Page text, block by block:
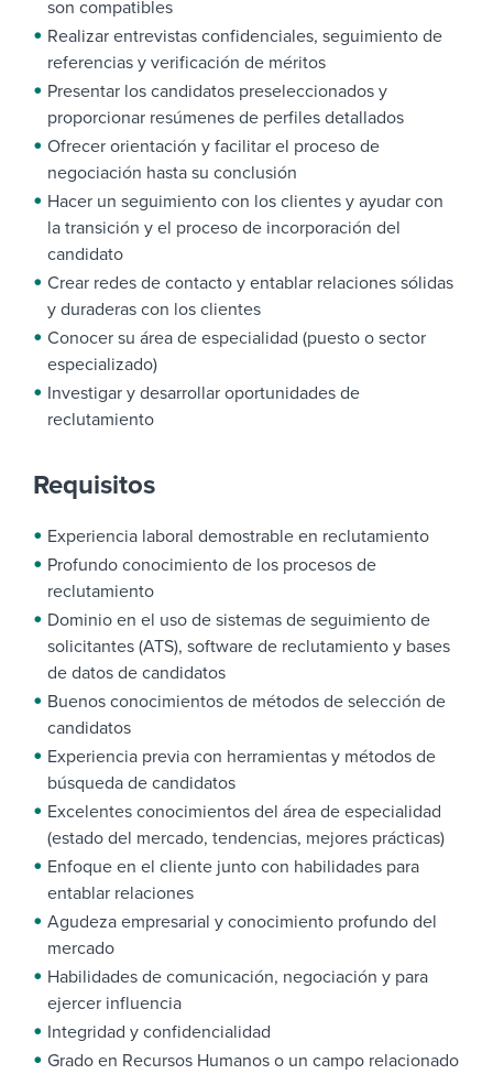
son compatibles
Realizar entrevistas confidenciales, seguimiento de
referencias y verificación de méritos
Presentar los candidatos preseleccionados y
proporcionar resúmenes de perfiles detallados
Ofrecer orientación y facilitar el proceso de
negociación hasta su conclusión
Hacer un seguimiento con los clientes y ayudar con
la transición y el proceso de incorporación del
candidato
Crear redes de contacto y entablar relaciones sólidas
y duraderas con los clientes
Conocer su área de especialidad (puesto o sector
especializado)
Investigar y desarrollar oportunidades de
reclutamiento
Requisitos
Experiencia laboral demostrable en reclutamiento
Profundo conocimiento de los procesos de
reclutamiento
Dominio en el uso de sistemas de seguimiento de
solicitantes (ATS), software de reclutamiento y bases
de datos de candidatos
Buenos conocimientos de métodos de selección de
candidatos
Experiencia previa con herramientas y métodos de
búsqueda de candidatos
Excelentes conocimientos del área de especialidad
(estado del mercado, tendencias, mejores prácticas)
Enfoque en el cliente junto con habilidades para
entablar relaciones
Agudeza empresarial y conocimiento profundo del
mercado
Habilidades de comunicación, negociación y para
ejercer influencia
Integridad y confidencialidad
Grado en Recursos Humanos o un campo relacionado